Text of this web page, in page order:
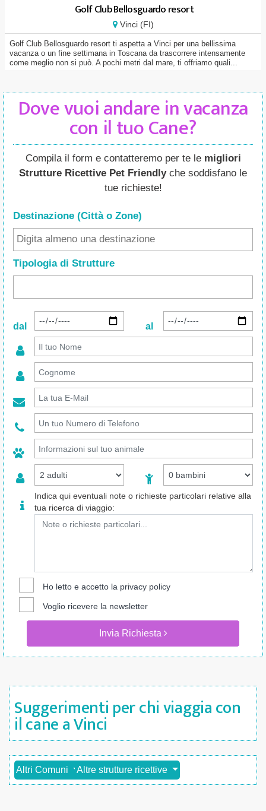
Golf Club Bellosguardo resort
Vinci (FI)
Golf Club Bellosguardo resort ti aspetta a Vinci per una bellissima
vacanza o un fine settimana in Toscana da trascorrere intensamente
come meglio non si può. A pochi metri dal mare, ti offriamo quali...
Dove vuoi andare in vacanza
con il tuo Cane?
Compila il form e contatteremo per te le migliori
Strutture Ricettive Pet Friendlyche soddisfano le
tue richieste!
Destinazione (Città o Zone)
Tipologia di Strutture
dal al
Indica qui eventuali note o richieste particolari relative alla
tua ricerca di viaggio:
Ho letto e accetto la privacy policy
Voglio ricevere la newsletter
Invia Richiesta
Suggerimenti per chi viaggia con
il cane a Vinci
Altri Comuni Altre strutture ricettive